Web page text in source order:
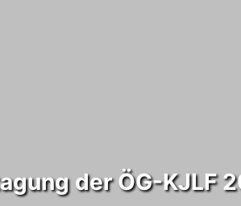
der ÖG-KJLF